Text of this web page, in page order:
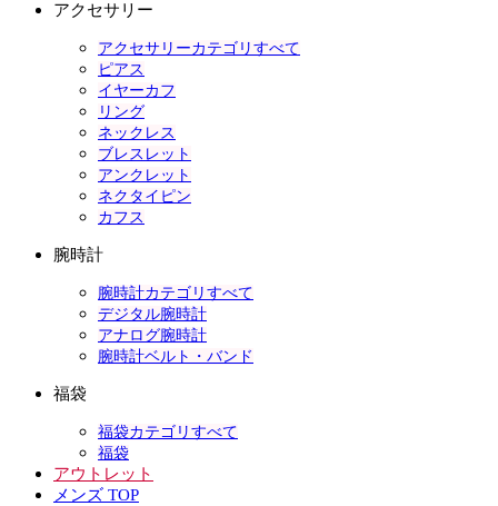
アクセサリー
アクセサリーカテゴリすべて
ピアス
イヤーカフ
リング
ネックレス
ブレスレット
アンクレット
ネクタイピン
カフス
腕時計
腕時計カテゴリすべて
デジタル腕時計
アナログ腕時計
腕時計ベルト・バンド
福袋
福袋カテゴリすべて
福袋
アウトレット
メンズ TOP